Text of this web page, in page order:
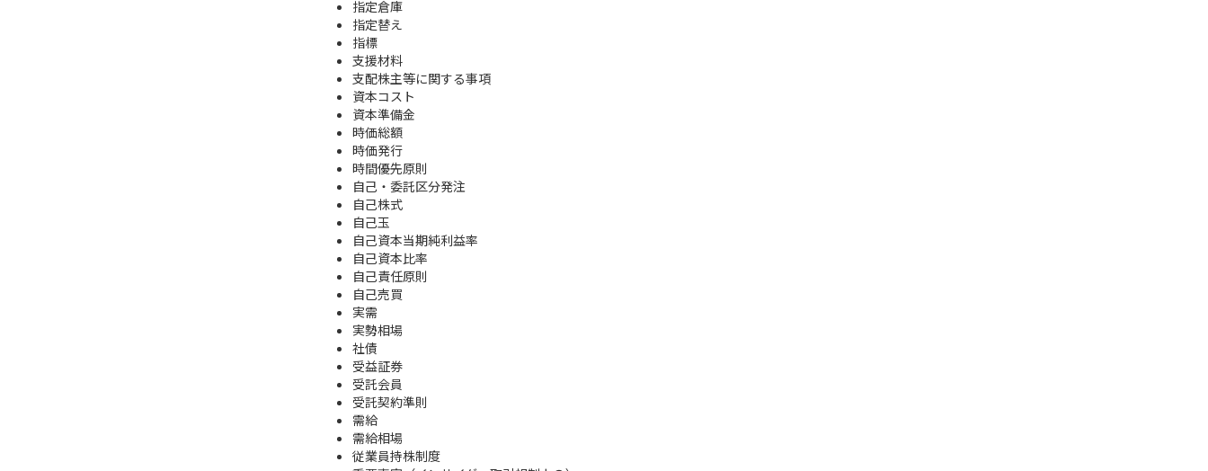
指定倉庫
指定替え
指標
支援材料
支配株主等に関する事項
資本コスト
資本準備金
時価総額
時価発行
時間優先原則
自己・委託区分発注
自己株式
自己玉
自己資本当期純利益率
自己資本比率
自己責任原則
自己売買
実需
実勢相場
社債
受益証券
受託会員
受託契約準則
需給
需給相場
従業員持株制度